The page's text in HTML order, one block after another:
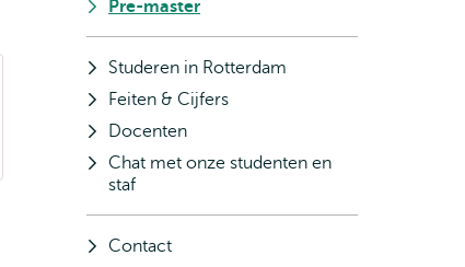
Pre-master
Studeren in Rotterdam
Feiten & Cijfers
Docenten
Chat met onze studenten en
staf
Contact